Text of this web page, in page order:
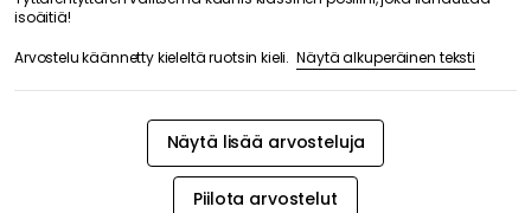
isoäitiä!
Arvostelu käännetty kieleltä ruotsin kieli. Näytä alkuperäinen teksti
Näytä lisää arvosteluja
Piilota arvostelut